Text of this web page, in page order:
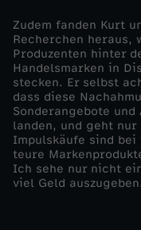
t
r
e
m
s
Zudem fanden Kurt
Recherchen heraus,
Produzenten hinter
Handelsmarken in
stecken. Er selbst
dass diese
Sonderangebote
landen, und geht nur
Impulskäufe sind bei
teure
Ich sehe nur nicht
viel Geld